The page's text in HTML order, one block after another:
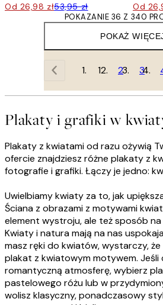
Od 26,98 zł53,95 zł Od
POKAŻ
POKAZANIE 36 Z 340
1 2 3
Plakaty i grafiki w
Plakaty z kwiatami od razu ożywią
ofercie znajdziesz różne plakaty z
fotografie i grafiki. Łączy je jedno:
Uwielbiamy kwiaty za to, jak
Ściana z obrazami z motywami
element wystroju, ale też sposób na
Kwiaty i natura mają na nas
masz ręki do kwiatów, wystarczy,
plakat z kwiatowym motywem.
romantyczną atmosferę, wybierz
pastelowego różu lub w
wolisz klasyczny, ponadczasowy